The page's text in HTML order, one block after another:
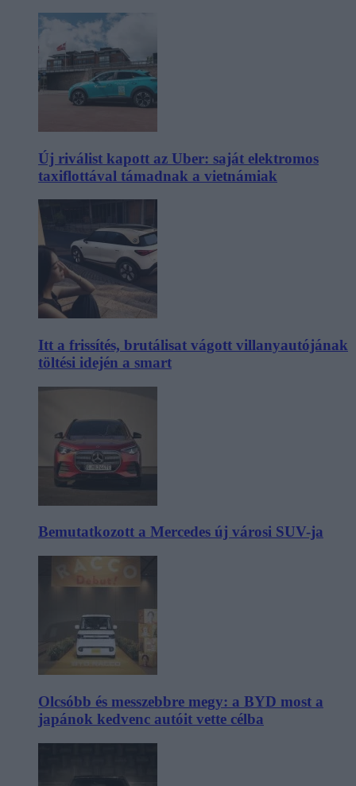
Új riválist kapott az Uber: saját elektromos
taxiflottával támadnak a vietnámiak
Itt a frissítés, brutálisat vágott villanyautójának
töltési idején a smart
Bemutatkozott a Mercedes új városi SUV-ja
Olcsóbb és messzebbre megy: a BYD most a
japánok kedvenc autóit vette célba